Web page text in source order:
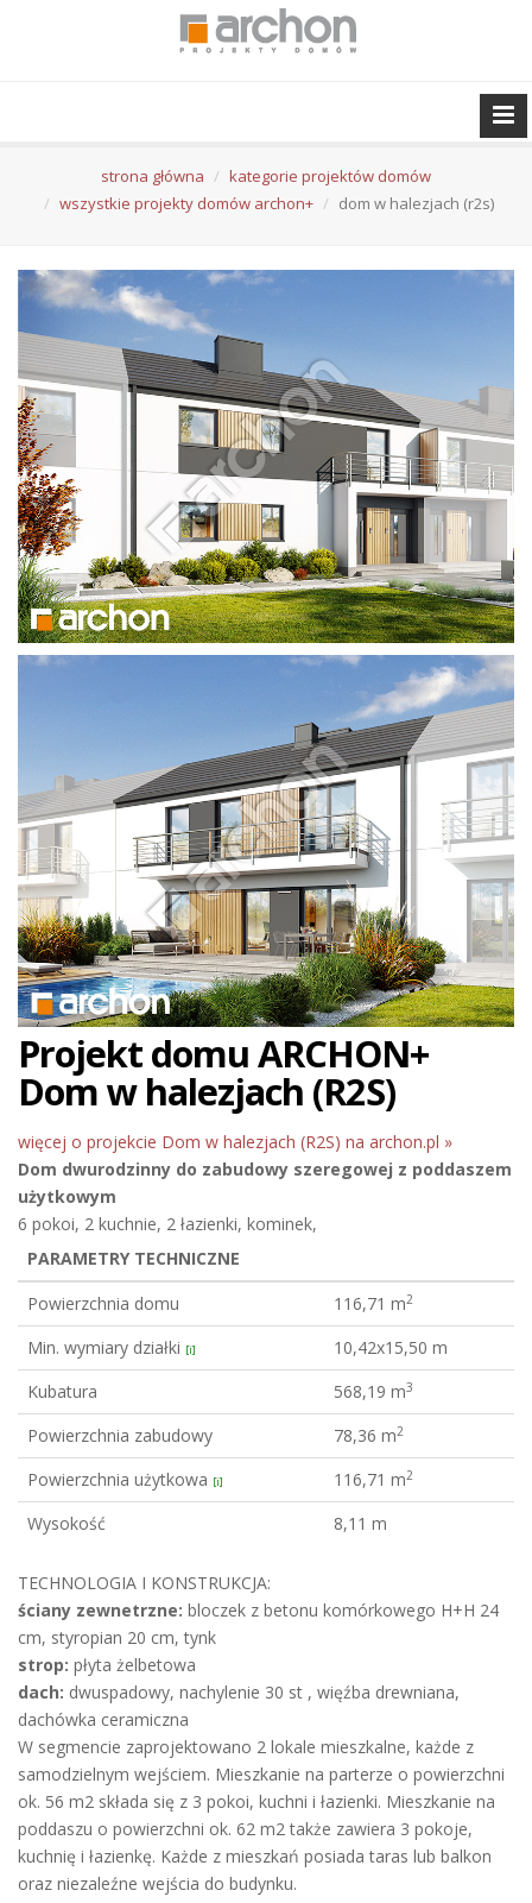
strona główna
kategorie projektów domów
wszystkie projekty domów archon+
dom w halezjach (r2s)
Projekt domu ARCHON+
Dom w halezjach (R2S)
więcej o projekcie Dom w halezjach (R2S) na archon.pl »
Dom dwurodzinny do zabudowy szeregowej z poddaszem
użytkowym
6 pokoi, 2 kuchnie, 2 łazienki, kominek,
PARAMETRY TECHNICZNE
Powierzchnia domu
116,71 m2
Min. wymiary działki [i]
10,42x15,50 m
Kubatura
568,19 m3
Powierzchnia zabudowy 78,36 m2
Powierzchnia użytkowa [i] 116,71 m2
Wysokość 8,11 m
TECHNOLOGIA I KONSTRUKCJA:
ściany zewnetrzne: bloczek z betonu komórkowego H+H 24
cm, styropian 20 cm, tynk
strop: płyta żelbetowa
dach: dwuspadowy, nachylenie 30 st , więźba drewniana,
dachówka ceramiczna
W segmencie zaprojektowano 2 lokale mieszkalne, każde z
samodzielnym wejściem. Mieszkanie na parterze o powierzchni
ok. 56 m2 składa się z 3 pokoi, kuchni i łazienki. Mieszkanie na
poddaszu o powierzchni ok. 62 m2 także zawiera 3 pokoje,
kuchnię i łazienkę. Każde z mieszkań posiada taras lub balkon
oraz niezaleźne wejścia do budynku.